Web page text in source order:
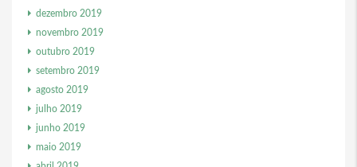
dezembro 2019
novembro 2019
outubro 2019
setembro 2019
agosto 2019
julho 2019
junho 2019
maio 2019